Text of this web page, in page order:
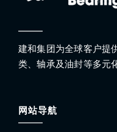
建和集团为全球客户提
类、轴承及油封等多元
网站导航